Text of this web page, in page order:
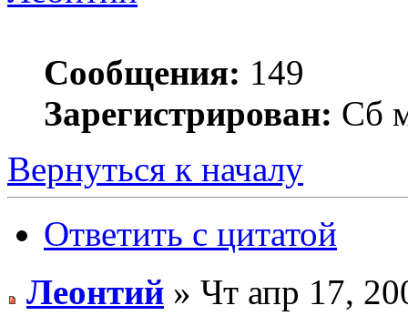
Сообщения: 149
Зарегистрирован: Сб
Вернуться к началу
Ответить с цитатой
Леонтий » Чт апр 17,